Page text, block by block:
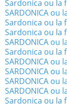
Sardonica ou la
SARDONICA ou
Sardonica ou la
Sardonica ou la
SARDONICA ou
Sardonica ou la
SARDONICA ou
SARDONICA ou
SARDONICA ou
SARDONICA ou
Sardonica ou la